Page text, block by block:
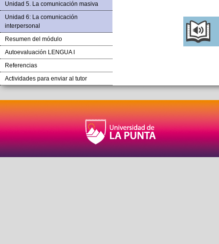
Unidad 5. La comunicación masiva
Unidad 6: La comunicación
interpersonal
Resumen del módulo
Autoevaluación LENGUA I
Referencias
Actividades para enviar al tutor